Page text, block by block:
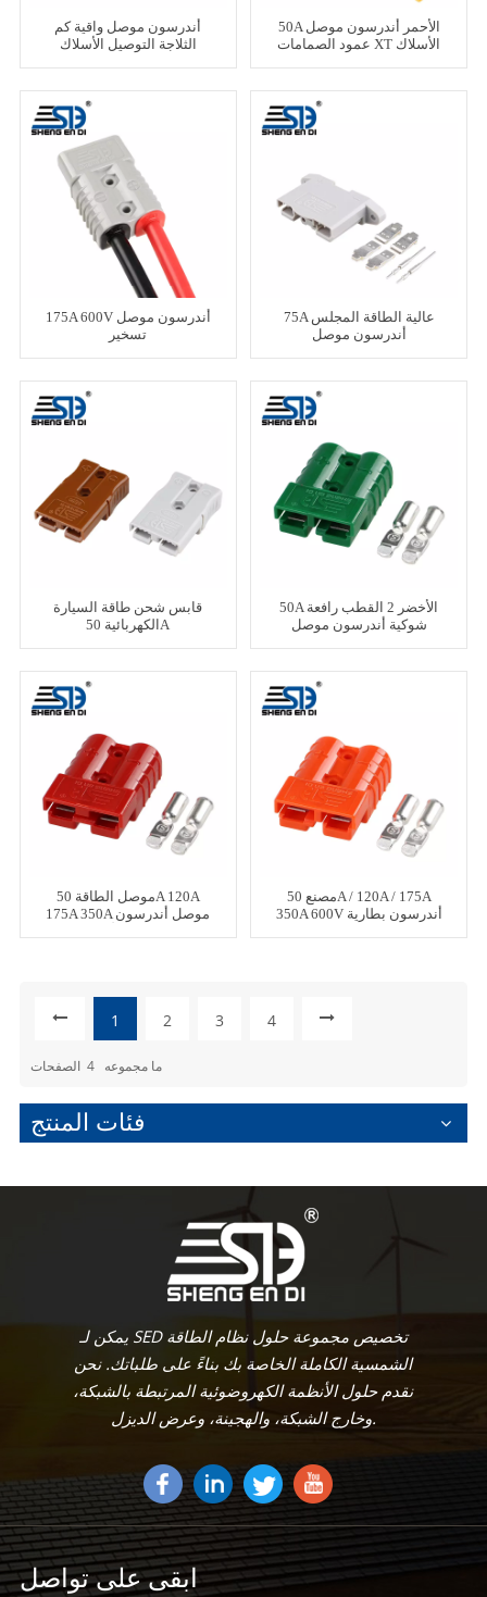
أندرسون موصل واقية كم
الثلاجة التوصيل الأسلاك
50A الأحمر أندرسون موصل
عمود الصمامات XT الأسلاك
175A 600V أندرسون موصل
تسخير
75A عالية الطاقة المجلس
أندرسون موصل
قابس شحن طاقة السيارة
الكهربائية 50A
50A الأخضر 2 القطب رافعة
شوكية أندرسون موصل
موصل الطاقة 50A 120A
175A 350A موصل أندرسون
مصنع 50A / 120A / 175A
350A 600V أندرسون بطارية
1 2 3 4
ما مجموعه 4 الصفحات
فئات المنتج
يمكن لـ SED تخصيص مجموعة حلول نظام الطاقة
الشمسية الكاملة الخاصة بك بناءً على طلباتك. نحن
نقدم حلول الأنظمة الكهروضوئية المرتبطة بالشبكة،
وخارج الشبكة، والهجينة، وعرض الديزل.
ابقى على تواصل